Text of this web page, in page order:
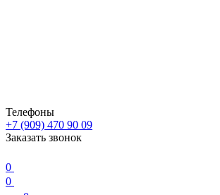
Телефоны
+7 (909) 470 90 09
Заказать звонок
0
0